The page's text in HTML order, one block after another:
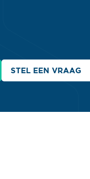
STEL EEN VRAAG